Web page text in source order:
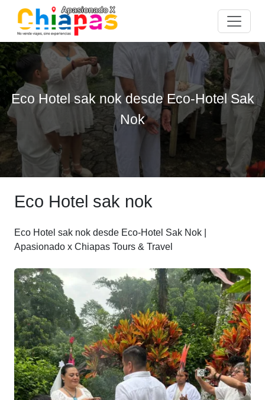
Eco Hotel sak nok desde Eco-Hotel Sak
Nok
Eco Hotel sak nok
Eco Hotel sak nok desde Eco-Hotel Sak Nok |
Apasionado x Chiapas Tours & Travel